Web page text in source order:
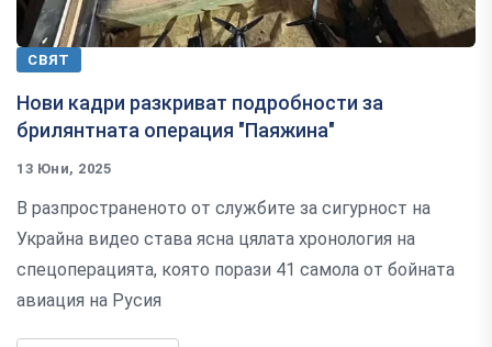
СВЯТ
Нови кадри разкриват подробности за
брилянтната операция "Паяжина"
13 Юни, 2025
В разпространеното от службите за сигурност на
Украйна видео става ясна цялата хронология на
спецоперацията, която порази 41 самола от бойната
авиация на Русия